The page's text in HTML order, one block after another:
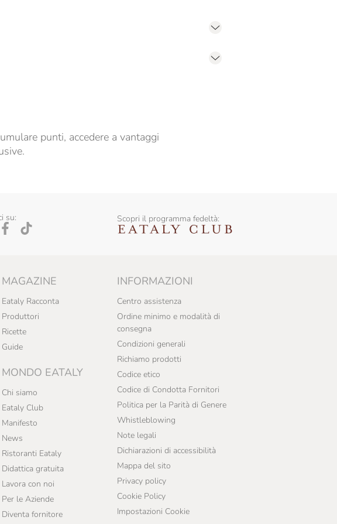
punti, accedere a vantaggi
su: Scopri il programma fedeltà:
MAGAZINE
Eataly Racconta
Produttori
Ricette
Guide
MONDO EATALY
Chi siamo
Eataly Club
Manifesto
News
Ristoranti Eataly
Didattica gratuita
Lavora con noi
Per le Aziende
Diventa fornitore
INFORMAZIONI
Centro assistenza
Ordine minimo e modalità di
consegna
Condizioni generali
Richiamo prodotti
Codice etico
Codice di Condotta Fornitori
Politica per la Parità di Genere
Whistleblowing
Note legali
Dichiarazioni di accessibilità
Mappa del sito
Privacy policy
Cookie Policy
Impostazioni Cookie